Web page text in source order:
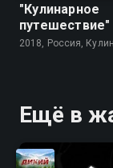
"Кулинарное
Астафьевым
2018, Россия,
Ещё в